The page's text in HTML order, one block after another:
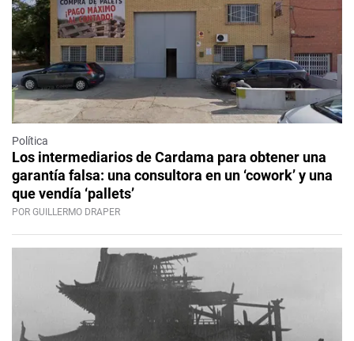
Política
Los intermediarios de Cardama para obtener una
garantía falsa: una consultora en un ‘cowork’ y una
que vendía ‘pallets’
POR GUILLERMO DRAPER